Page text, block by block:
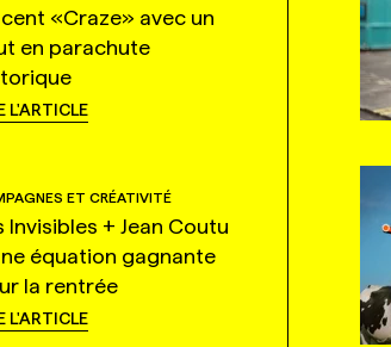
«Craze» avec un
en parachute
L'ARTICLE
ET CRÉATIVITÉ
Invisibles + Jean Coutu
équation gagnante
la rentrée
L'ARTICLE